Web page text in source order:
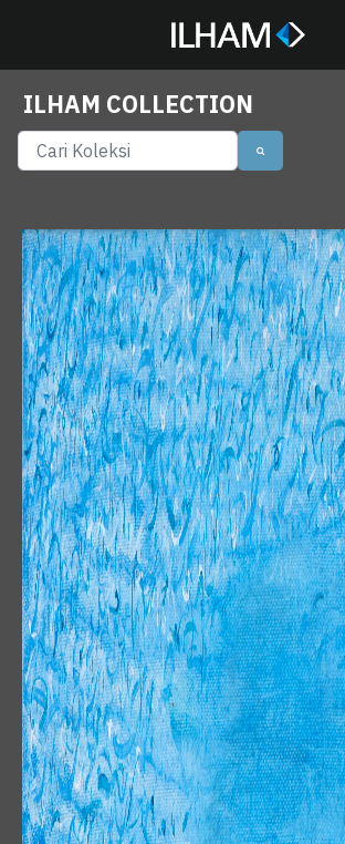
ILHAM COLLECTION